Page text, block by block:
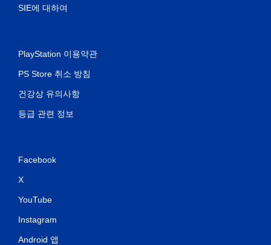
SIE에 대하여
PlayStation 이용약관
PS Store 취소 방침
건강상 유의사항
등급 관련 정보
Facebook
X
YouTube
Instagram
Android 앱